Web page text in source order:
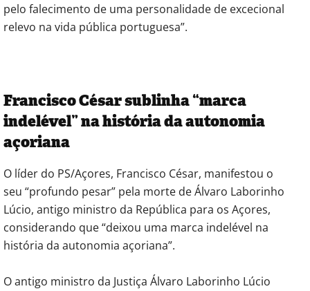
pelo falecimento de uma personalidade de excecional
relevo na vida pública portuguesa”.
Francisco César sublinha “marca
indelével” na história da autonomia
açoriana
O líder do PS/Açores, Francisco César, manifestou o
seu “profundo pesar” pela morte de Álvaro Laborinho
Lúcio, antigo ministro da República para os Açores,
considerando que “deixou uma marca indelével na
história da autonomia açoriana”.
O antigo ministro da Justiça Álvaro Laborinho Lúcio